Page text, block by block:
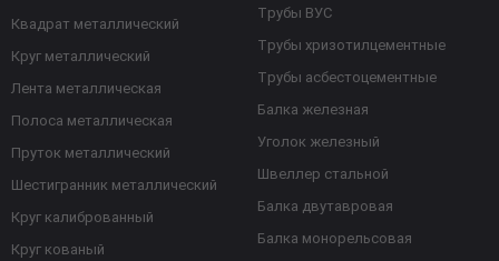
Квадрат металлический
Круг металлический
Лента металлическая
Полоса металлическая
Пруток металлический
Шестигранник металлический
Круг калиброванный
Круг кованый
Трубы ВУС
Трубы хризотилцементные
Трубы асбестоцементные
Балка железная
Уголок железный
Швеллер стальной
Балка двутавровая
Балка монорельсовая